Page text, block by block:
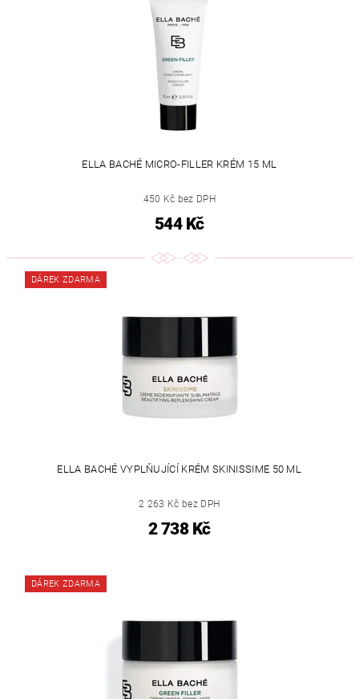
ELLA BACHÉ MICRO-FILLER KRÉM 15 ML
450 Kč bez DPH
544 Kč
DÁREK ZDARMA
ELLA BACHÉ VYPLŇUJÍCÍ KRÉM SKINISSIME 50 ML
2 263 Kč bez DPH
2 738 Kč
DÁREK ZDARMA